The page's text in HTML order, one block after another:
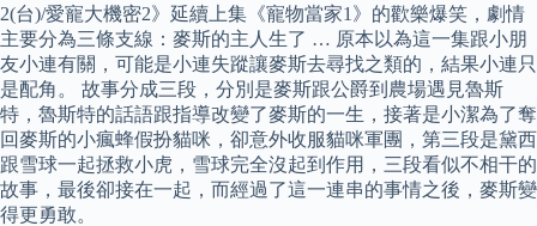
2(台)/愛寵大機密2》延續上集《寵物當家1》的歡樂爆笑，劇情
主要分為三條支線：麥斯的主人生了 … 原本以為這一集跟小朋
友小連有關，可能是小連失蹤讓麥斯去尋找之類的，結果小連只
是配角。 故事分成三段，分別是麥斯跟公爵到農場遇見魯斯
特，魯斯特的話語跟指導改變了麥斯的一生，接著是小潔為了奪
回麥斯的小瘋蜂假扮貓咪，卻意外收服貓咪軍團，第三段是黛西
跟雪球一起拯救小虎，雪球完全沒起到作用，三段看似不相干的
故事，最後卻接在一起，而經過了這一連串的事情之後，麥斯變
得更勇敢。